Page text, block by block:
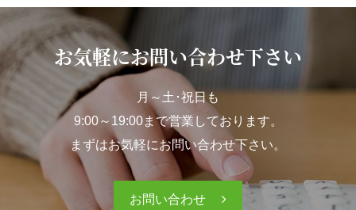
お気軽にお問い合わせ下さい
月～土･祝日も
9:00～19:00まで営業しております。
まずはお気軽にお問い合わせ下さい。
お問い合わせ